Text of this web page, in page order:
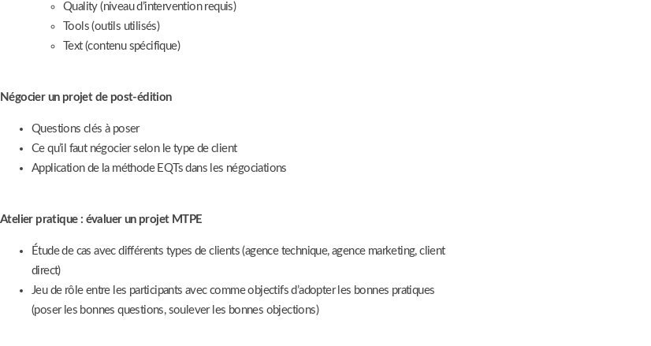
Quality (niveau d’intervention requis)
Tools (outils utilisés)
Text (contenu spécifique)
Négocier un projet de post-édition
Questions clés à poser
Ce qu’il faut négocier selon le type de client
Application de la méthode EQTs dans les négociations
Atelier pratique : évaluer un projet MTPE
Étude de cas avec différents types de clients (agence technique, agence marketing, client
direct)
Jeu de rôle entre les participants avec comme objectifs d’adopter les bonnes pratiques
(poser les bonnes questions, soulever les bonnes objections)